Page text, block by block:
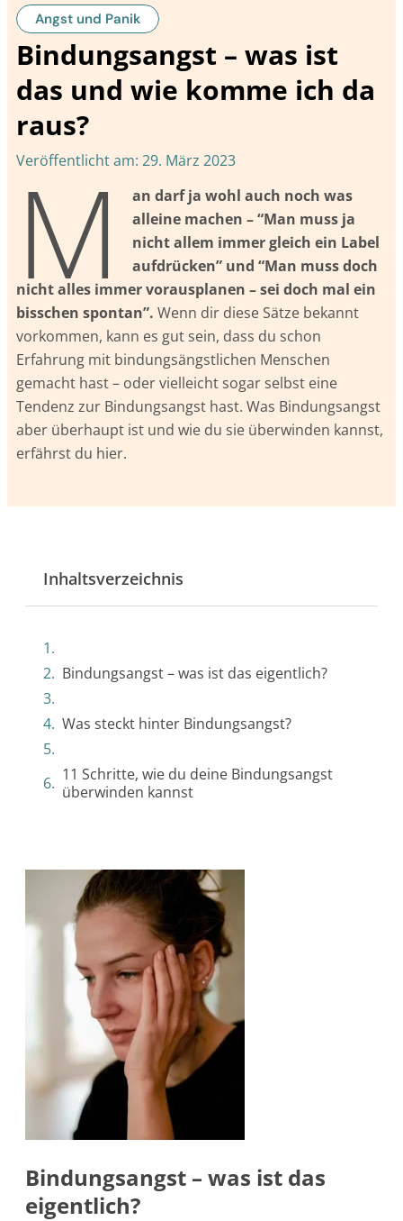
Angst und Panik
Bindungsangst – was ist
das und wie komme ich da
raus?
Veröffentlicht am: 29. März 2023
M
an darf ja wohl auch noch was
alleine machen – “Man muss ja
nicht allem immer gleich ein Label
aufdrücken” und “Man muss doch
nicht alles immer vorausplanen – sei doch mal ein
bisschen spontan”. Wenn dir diese Sätze bekannt
vorkommen, kann es gut sein, dass du schon
Erfahrung mit bindungsängstlichen Menschen
gemacht hast – oder vielleicht sogar selbst eine
Tendenz zur Bindungsangst hast. Was Bindungsangst
aber überhaupt ist und wie du sie überwinden kannst,
erfährst du hier.
Inhaltsverzeichnis
Bindungsangst – was ist das eigentlich?
Was steckt hinter Bindungsangst?
11 Schritte, wie du deine Bindungsangst
überwinden kannst
Bindungsangst – was ist das
eigentlich?